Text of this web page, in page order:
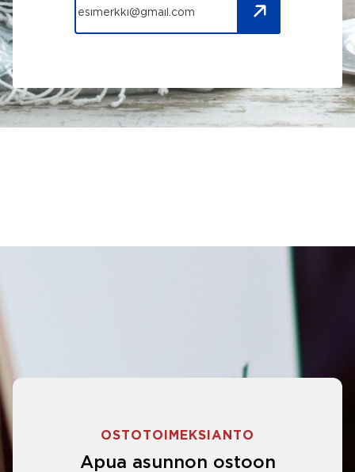
OSTOTOIMEKSIANTO
Apua asunnon ostoon